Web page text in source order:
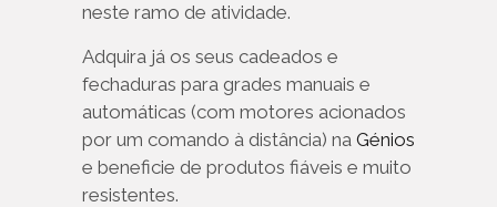
neste ramo de atividade.
Adquira já os seus cadeados e
fechaduras para grades manuais e
automáticas (com motores acionados
por um comando à distância) na Génios
e beneficie de produtos fiáveis e muito
resistentes.